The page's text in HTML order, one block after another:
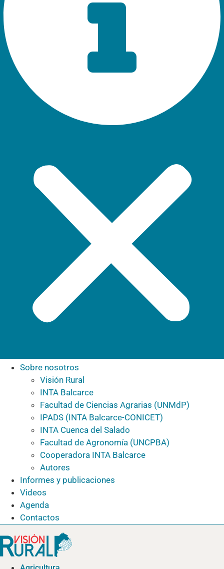
Sobre nosotros
Visión Rural
INTA Balcarce
Facultad de Ciencias Agrarias (UNMdP)
IPADS (INTA Balcarce-CONICET)
INTA Cuenca del Salado
Facultad de Agronomía (UNCPBA)
Cooperadora INTA Balcarce
Autores
Informes y publicaciones
Videos
Agenda
Contactos